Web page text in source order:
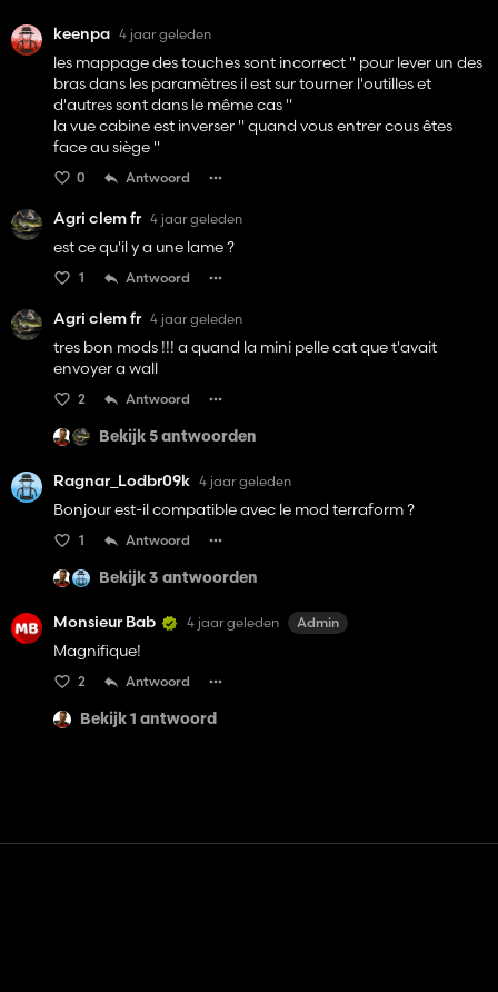
keenpa 4 jaar geleden
les mappage des touches sont incorrect " pour lever un des
bras dans les paramètres il est sur tourner l'outilles et
d'autres sont dans le même cas "
la vue cabine est inverser " quand vous entrer cous êtes
face au siège "
0 Antwoord
Agri clem fr 4 jaar geleden
est ce qu'il y a une lame ?
1 Antwoord
Agri clem fr 4 jaar geleden
tres bon mods !!! a quand la mini pelle cat que t'avait
envoyer a wall
2 Antwoord
Bekijk 5 antwoorden
Ragnar_Lodbr09k 4 jaar geleden
Bonjour est-il compatible avec le mod terraform ?
1 Antwoord
Bekijk 3 antwoorden
Monsieur Bab 4 jaar geleden Admin
Magnifique!
2 Antwoord
Bekijk 1 antwoord